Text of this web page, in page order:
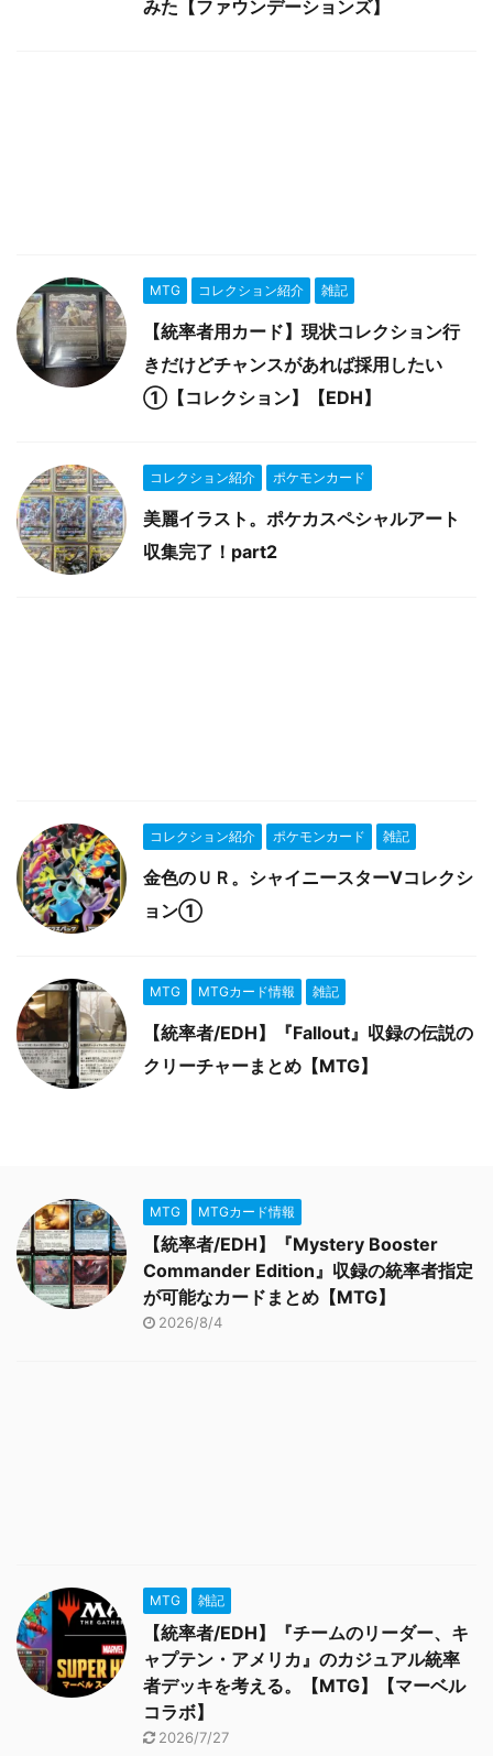
みた【ファウンデーションズ】
MTG コレクション紹介 雑記
【統率者用カード】現状コレクション行
きだけどチャンスがあれば採用したい
①【コレクション】【EDH】
コレクション紹介 ポケモンカード
美麗イラスト。ポケカスペシャルアート
収集完了！part2
コレクション紹介 ポケモンカード 雑記
金色のＵＲ。シャイニースターVコレクシ
ョン①
MTG MTGカード情報 雑記
【統率者/EDH】『Fallout』収録の伝説の
クリーチャーまとめ【MTG】
MTG MTGカード情報
【統率者/EDH】『Mystery Booster
Commander Edition』収録の統率者指定
が可能なカードまとめ【MTG】
2026/8/4
MTG 雑記
【統率者/EDH】『チームのリーダー、キ
ャプテン・アメリカ』のカジュアル統率
者デッキを考える。【MTG】【マーベル
コラボ】
2026/7/27